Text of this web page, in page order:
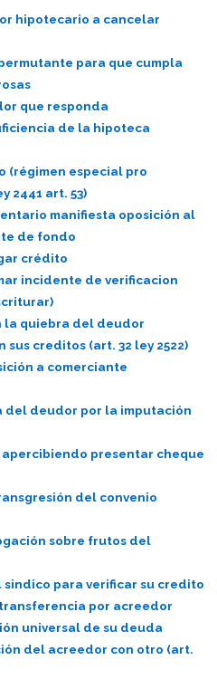
hipotecario a cancelar
para que cumpla
que responda
de la hipoteca
(régimen especial pro
2441 art. 53)
manifiesta oposición al
de fondo
crédito
incidente de verificacion
quiebra del deudor
creditos (art. 32 ley 2522)
a comerciante
del deudor por la imputación
presentar cheque
del convenio
sobre frutos del
para verificar su credito
por acreedor
universal de su deuda
del acreedor con otro (art.